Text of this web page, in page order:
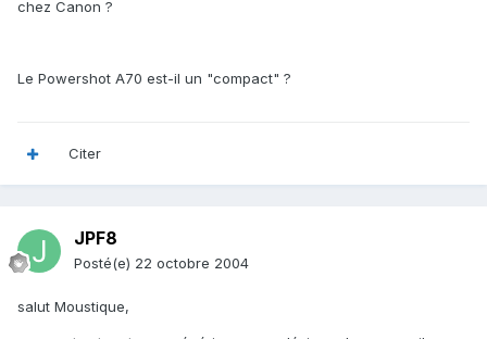
chez Canon ?
Le Powershot A70 est-il un "compact" ?
Citer
JPF8
Posté(e) 22 octobre 2004
salut Moustique,